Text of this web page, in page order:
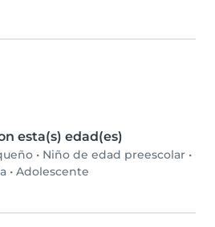
esta(s) edad(es)
• Niño de edad preescolar •
• Adolescente